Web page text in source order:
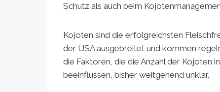
Schutz als auch beim
Kojoten sind die erfolgreichsten
der USA ausgebreitet und kommen
die Faktoren, die die Anzahl der Kojoten
beeinflussen, bisher weitgehend unklar.